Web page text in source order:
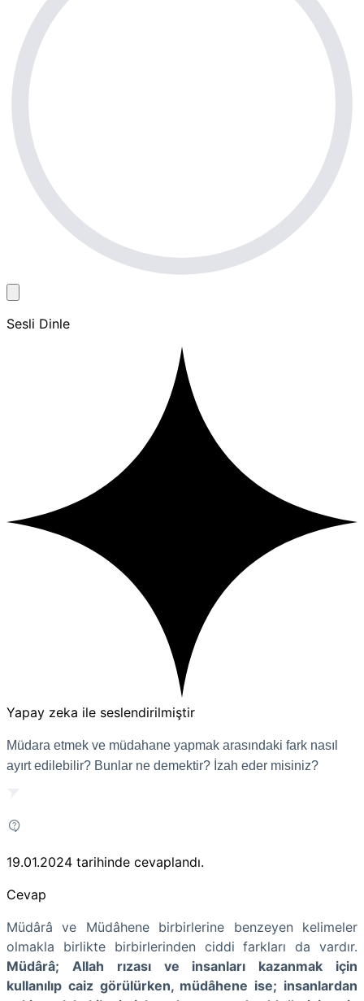
Sesli Dinle
Yapay zeka ile seslendirilmiştir
Müdara etmek ve müdahane yapmak arasındaki fark nasıl
ayırt edilebilir? Bunlar ne demektir? İzah eder misiniz?
19.01.2024 tarihinde cevaplandı.
Cevap
Müdârâ ve Müdâhene birbirlerine benzeyen kelimeler
olmakla birlikte birbirlerinden ciddi farkları da vardır.
Müdârâ; Allah rızası ve insanları kazanmak için
kullanılıp caiz görülürken, müdâhene ise; insanlardan